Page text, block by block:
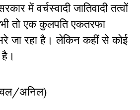
में वर्चस्वादी जातिवादी तत्वों
तो एक कुलपति एकतरफा
जा रहा है। लेकिन कहीं से कोई
अनिल)